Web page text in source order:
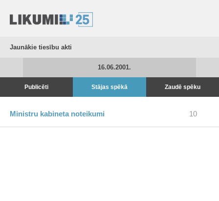
Jaunākie tiesību akti
16.06.2001.
Publicēti Stājas spēkā Zaudē spēku
Ministru kabineta noteikumi 10